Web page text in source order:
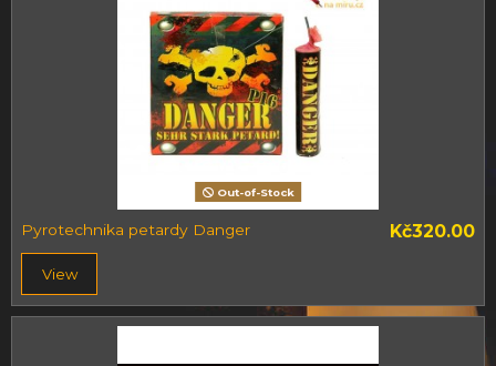
Out-of-Stock
Pyrotechnika petardy Danger Kč320.00
View